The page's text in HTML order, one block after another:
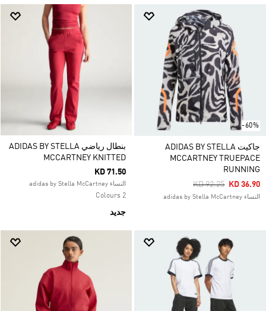
-60%
جاكيت ADIDAS BY STELLA
MCCARTNEY TRUEPACE
RUNNING
Price Reduced
KD 92.25ToKD 36.90
النساء adidas by Stella McCartney
بنطال رياضي ADIDAS BY STELLA
MCCARTNEY KNITTED
KD 71.50
النساء adidas by Stella McCartney
2 Colours
جديد